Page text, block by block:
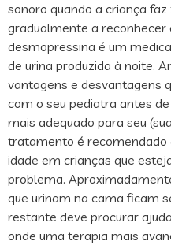
sonoro quando a criança
gradualmente a reconhecer
desmopressina é um
de urina produzida à noite.
vantagens e desvantagens
com o seu pediatra antes
mais adequado para seu
tratamento é recomendado
idade em crianças que
problema.
que urinam na cama ficam
restante deve procurar
onde uma terapia mais